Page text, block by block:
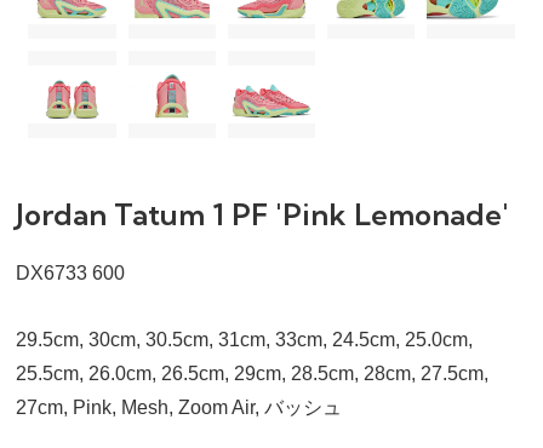
Jordan Tatum 1 PF 'Pink Lemonade'
DX6733 600
29.5cm, 30cm, 30.5cm, 31cm, 33cm, 24.5cm, 25.0cm,
25.5cm, 26.0cm, 26.5cm, 29cm, 28.5cm, 28cm, 27.5cm,
27cm, Pink, Mesh, Zoom Air, バッシュ